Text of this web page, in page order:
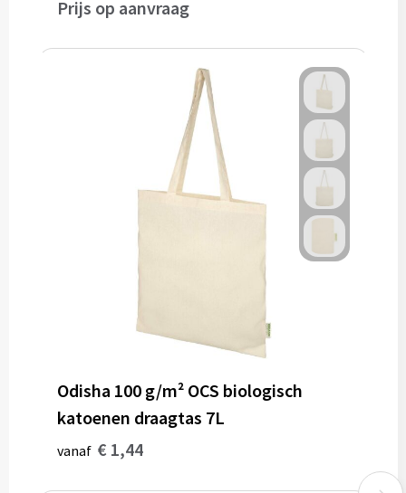
Prijs op aanvraag
Odisha 100 g/m² OCS biologisch
katoenen draagtas 7L
vanaf € 1,44